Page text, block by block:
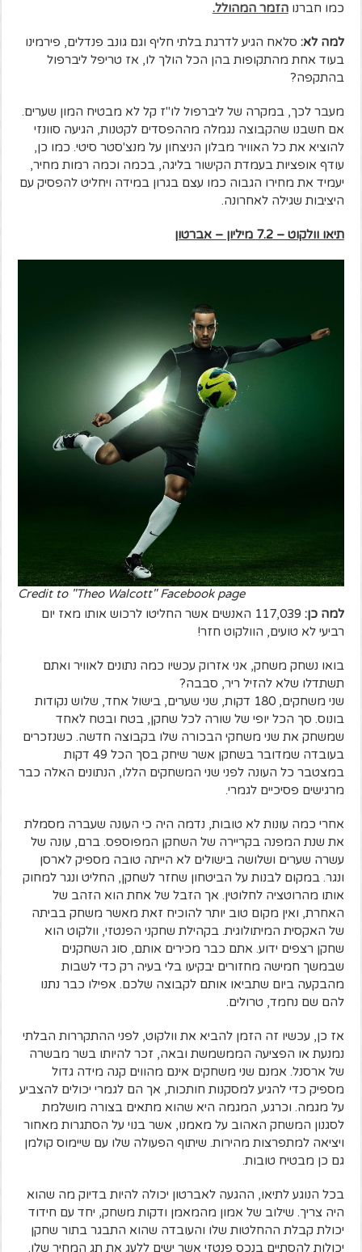
כמו חברנוהזמר המהולל.
למה לא: סלאח הגיע לדרגת בלתי חליף וגם גונב פנדלים, פירמינו
בעוד אחת מהתקופות בהן הכל הולך לו, אז טריפל ליברפול
בהתקפה?
מעבר לכך, במקרה של ליברפול לו"ז קל לא מבטיח המון שערים.
אם חשבנו שהקבוצה נגמלה מההפסדים לקטנות, הגיעה סוונזי
להוציא את כל האוויר מבלון הניצחון על מנצ'סטר סיטי. כמו כן,
עודף אופציות בעמדת הקישור בליגה, בכמה וכמה רמות מחיר,
יעמיד את מחירו הגבוה כמו עצם בגרון במידה ויחליט להפסיק עם
היציבות שגילה לאחרונה.
תיאו וולקוט – 7.2 מיליון – אברטון
Credit to "Theo Walcott" Facebook page
למה כן:
117,039 האנשים אשר החליטו לרכוש אותו מאז יום
רביעי לא טועים, הוולקוט חזר!
בואו נשחק משחק, אני אזרוק עכשיו כמה נתונים לאוויר ואתם
תשתדלו שלא להזיל ריר, סבבה?
שני משחקים, 180 דקות, שני שערים, בישול אחד, שלוש נקודות
בונוס. סך הכל יופי של שורה לכל שחקן, בטח ובטח לאחד
שמשחק את שני משחקי הבכורה שלו בקבוצה חדשה. כשנזכרים
בעובדה שמדובר בשחקן אשר שיחק בסך הכל 49 דקות
במצטבר כל העונה לפני שני המשחקים הללו, הנתונים האלה כבר
מרגישים פסיכיים לגמרי.
אחרי כמה עונות לא טובות, נדמה היה כי העונה שעברה מסמלת
את שנת המפנה בקריירה של השחקן המפוספס. ברם, עונה של
עשרה שערים ושלושה בישולים לא הייתה טובה מספיק לארסן
ונגר. במקום לבנות על הביטחון שחזר לשחקן, החליט ונגר למחוק
אותו מהרוטציה לחלוטין. אך הזבל של אחת הוא הזהב של
האחרת, ואין מקום טוב יותר להוכיח זאת מאשר משחק בביתה
של האקסית המיתולוגית. בקהילת שחקני הפנטזי, וולקוט הוא
שחקן רצפים ידוע. אתם כבר מכירים אותם, סוג השחקנים
שבמשך חמישה מחזורים יבקיעו בלי בעיה רק כדי לשבות
מהבקעה ביום שתביאו אותם לקבוצה שלכם. אפילו כבר נתנו
להם שם נחמד, טרולים.
אז כן, עכשיו זה הזמן להביא את וולקוט, לפני ההתקררות הבלתי
נמנעת או הפציעה הממשמשת ובאה, זכר להיותו בשר מבשרה
של ארסנל. אמנם שני משחקים אינם מהווים קנה מידה גדול
מספיק כדי להגיע למסקנות חותכות, אך הם לגמרי יכולים להצביע
על מגמה. וכרגע, המגמה היא שהוא מתאים בצורה מושלמת
לסגנון המשחק האהוב על מאמנו, אשר בנוי על הסתגרות מאחור
ויציאה למתפרצות מהירות. שיתוף הפעולה שלו עם שיימוס קולמן
גם כן מבטיח טובות.
בכל הנוגע לתיאו, ההגעה לאברטון יכולה להיות בדיוק מה שהוא
היה צריך. שילוב של אמון מהמאמן ודקות משחק, יחד עם חידוד
יכולת קבלת ההחלטות שלו והעובדה שהוא התבגר בתור שחקן
יכולות להסתיים בנכס פנטזי אשר ישים ללעג את תג המחיר שלו.